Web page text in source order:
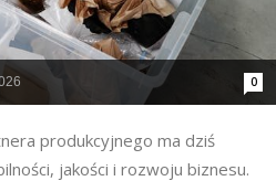
0
produkcyjnego ma dziś
jakości i rozwoju biznesu.